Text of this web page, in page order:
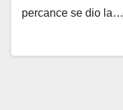
percance se dio la…